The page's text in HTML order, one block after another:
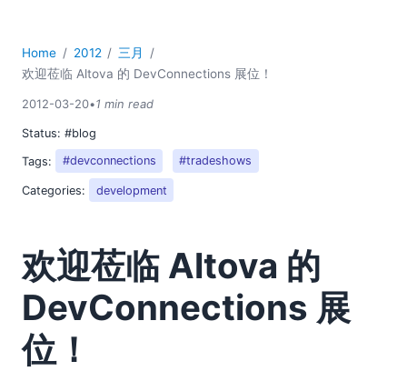
2017
2016
2015
2014
2013
2012
01
FlowForce 服务器 Beta 2 版本现已发布
欢迎今年春天莅临Altova在FOSE展会的展位！
欢迎莅临 Altova 的 DevConnections 展位！
使用 StyleVision 设计网页：HTML 设计指南
XML 的全球定位
Home 2012
三月
欢迎莅临 Altova 的 DevConnections 展位！
2012-03-20•1 min read
Status: #blog
Tags:
#devconnections #tradeshows
Categories: development
欢迎莅临 Altova 的
DevConnections 展
位！